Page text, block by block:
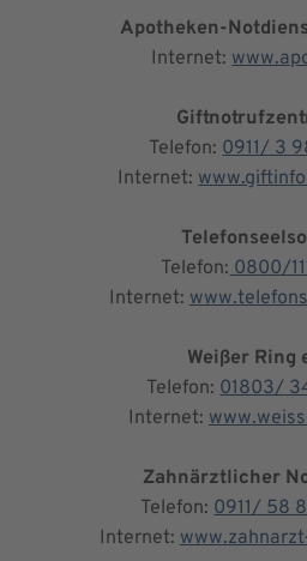
Apotheken-
Internet:
Telefon:0911/ 3
Internet:
Telefon:0800/
Internet:
Weißer Ring
Telefon:01803/
Internet:
Zahnärztlicher
Telefon:0911/ 58
Internet: